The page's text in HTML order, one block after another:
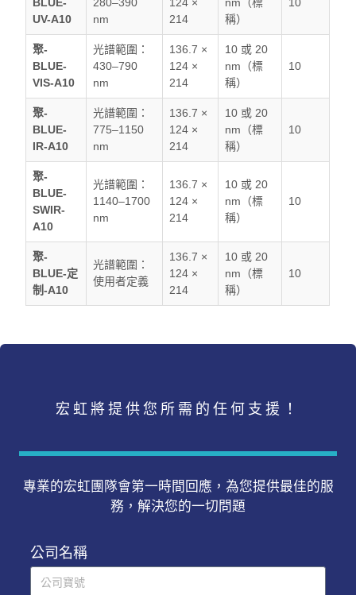
UV-A10
nm
214
稱）
聚-
BLUE-
VIS-A10
光譜範圍：
430–790
nm
136.7 ×
124 ×
214
10 或 20
nm（標
稱）
10
聚-
BLUE-
IR-A10
光譜範圍：
775–1150
nm
136.7 ×
124 ×
214
10 或 20
nm（標
稱）
10
聚-
BLUE-
SWIR-
A10
光譜範圍：
1140–1700
nm
136.7 ×
124 ×
214
10 或 20
nm（標
稱）
10
聚-
BLUE-定
制-A10
光譜範圍：
使用者定義
136.7 ×
124 ×
214
10 或 20
nm（標
稱）
10
宏虹將提供您所需的任何支援！
專業的宏虹團隊會第一時間回應，為您提供最佳的服
務，解決您的一切問題
公司名稱